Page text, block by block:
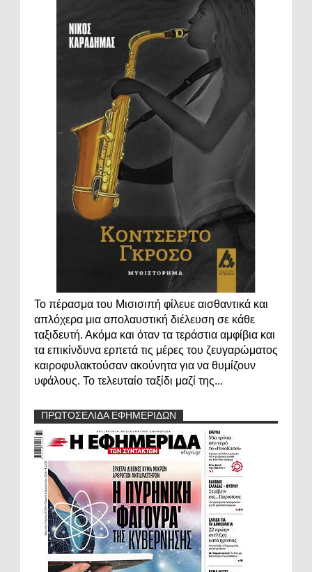
Το πέρασμα του Μισισιπή φίλευε αισθαντικά και
απλόχερα μια απολαυστική διέλευση σε κάθε
ταξιδευτή. Ακόμα και όταν τα τεράστια αμφίβια και
τα επικίνδυνα ερπετά τις μέρες του ζευγαρώματος
καιροφυλακτούσαν ακούνητα για να θυμίζουν
υφάλους. Το τελευταίο ταξίδι μαζί της...
ΠΡΩΤΟΣΕΛΙΔΑ ΕΦΗΜΕΡΙΔΩΝ